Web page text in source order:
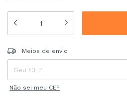
Entregas para o CEP:
Meios de envio
Não sei meu CEP